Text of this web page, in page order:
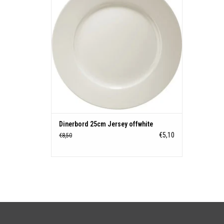
Dinerbord 25cm Jersey offwhite
€8,50 €5,10